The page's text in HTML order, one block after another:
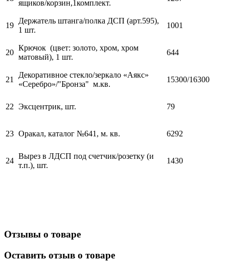
ящиков/корзин,1комплект.
19
Держатель штанга/полка ДСП (арт.595),
1 шт.
1001
20
Крючок (цвет: золото, хром, хром
матовый), 1 шт.
644
21
Декоративное стекло/зеркало «Аякс»
«Серебро»/"Бронза" м.кв.
15300/16300
22 Эксцентрик, шт. 79
23 Оракал, каталог №641, м. кв. 6292
24
Вырез в ЛДСП под счетчик/розетку (и
т.п.), шт.
1430
Отзывы о товаре
Оставить отзыв о товаре